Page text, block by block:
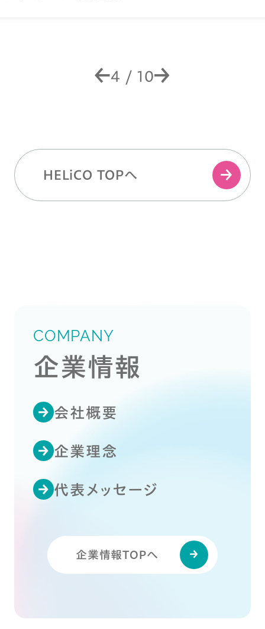
4 / 10
HELiCO TOPへ
COMPANY
企業情報
会社概要
企業理念
代表メッセージ
企業情報TOPへ